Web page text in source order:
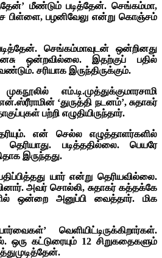
மீண்டும் படித்தேன். செங்கம்மா,
பிள்ளை, பழனிவேலு என்று கொஞ்சம்
செங்கம்மாவுடன் ஒன்றினது
ஒன்றவில்லை. இதற்குப் பதில்
சரியாக இருந்திருக்கும்.
எம்.டி.முத்துக்குமாரசாமி
‘துருத்தி நடனம்’, சுதாகர்
பற்றி எழுதியிருந்தார்.
என் செல்ல எழுத்தாளர்களில்
படித்ததில்லை. பெயரே
இருந்தது.
யார் என்று தெரியவில்லை.
அவர் சொல்லி, சுதாகர் கத்தக்கே
ஒன்றை அனுப்பி வைத்தார். மிக
வெளியிட்டிருக்கிறார்கள்.
கட்டுரையும் 12 சிறுகதைகளும்